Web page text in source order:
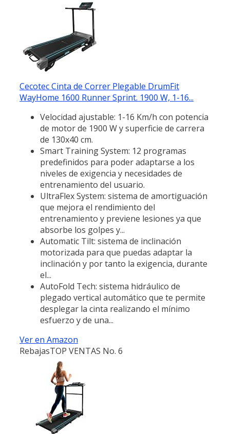
Cecotec Cinta de Correr Plegable DrumFit
WayHome 1600 Runner Sprint. 1900 W, 1-16...
Velocidad ajustable: 1-16 Km/h con potencia
de motor de 1900 W y superficie de carrera
de 130x40 cm.
Smart Training System: 12 programas
predefinidos para poder adaptarse a los
niveles de exigencia y necesidades de
entrenamiento del usuario.
UltraFlex System: sistema de amortiguación
que mejora el rendimiento del
entrenamiento y previene lesiones ya que
absorbe los golpes y...
Automatic Tilt: sistema de inclinación
motorizada para que puedas adaptar la
inclinación y por tanto la exigencia, durante
el...
AutoFold Tech: sistema hidráulico de
plegado vertical automático que te permite
desplegar la cinta realizando el mínimo
esfuerzo y de una...
Ver en Amazon
RebajasTOP VENTAS No. 6